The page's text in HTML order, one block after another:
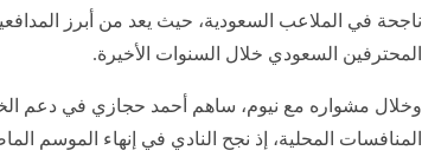
ناجحة في الملاعب السعودية، حيث يعد من أبرز
المحترفين السعودي خلال السنوات الأخيرة.
وخلال مشواره مع نيوم، ساهم أحمد حجازي في دعم
المنافسات المحلية، إذ نجح النادي في إنهاء الموسم